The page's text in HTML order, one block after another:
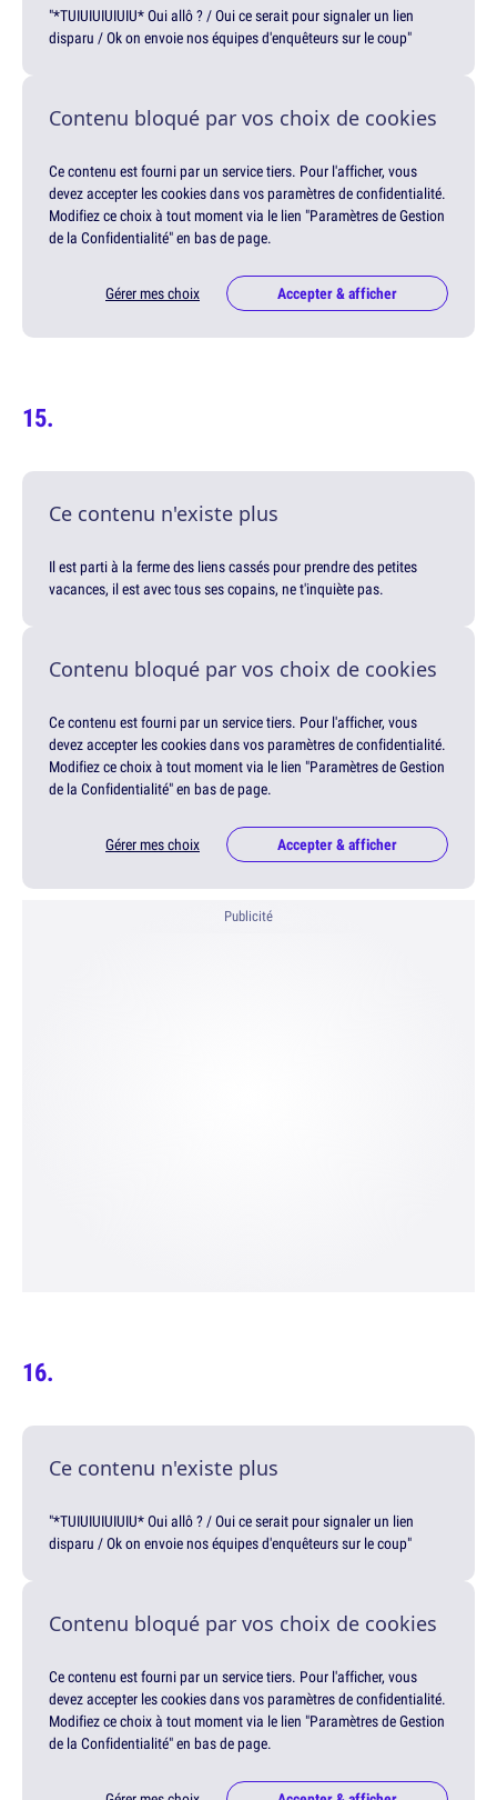
"*TUIUIUIUIUIU* Oui allô ? / Oui ce serait pour signaler un lien
disparu / Ok on envoie nos équipes d'enquêteurs sur le coup"
Contenu bloqué par vos choix de cookies
Ce contenu est fourni par un service tiers. Pour l'afficher, vous
devez accepter les cookies dans vos paramètres de confidentialité.
Modifiez ce choix à tout moment via le lien "Paramètres de Gestion
de la Confidentialité" en bas de page.
Gérer mes choix Accepter & afficher
Ce contenu n'existe plus
Il est parti à la ferme des liens cassés pour prendre des petites
vacances, il est avec tous ses copains, ne t'inquiète pas.
Contenu bloqué par vos choix de cookies
Ce contenu est fourni par un service tiers. Pour l'afficher, vous
devez accepter les cookies dans vos paramètres de confidentialité.
Modifiez ce choix à tout moment via le lien "Paramètres de Gestion
de la Confidentialité" en bas de page.
Gérer mes choix Accepter & afficher
Publicité
Ce contenu n'existe plus
"*TUIUIUIUIUIU* Oui allô ? / Oui ce serait pour signaler un lien
disparu / Ok on envoie nos équipes d'enquêteurs sur le coup"
Contenu bloqué par vos choix de cookies
Ce contenu est fourni par un service tiers. Pour l'afficher, vous
devez accepter les cookies dans vos paramètres de confidentialité.
Modifiez ce choix à tout moment via le lien "Paramètres de Gestion
de la Confidentialité" en bas de page.